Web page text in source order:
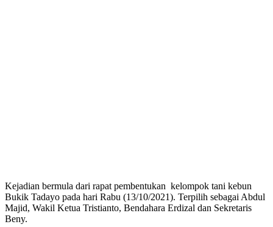
Kejadian bermula dari rapat pembentukan kelompok tani kebun
Bukik Tadayo pada hari Rabu (13/10/2021). Terpilih sebagai Abdul
Majid, Wakil Ketua Tristianto, Bendahara Erdizal dan Sekretaris
Beny.